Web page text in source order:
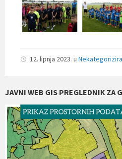
12. lipnja 2023. u
JAVNI WEB GIS PREGLEDNIK ZA